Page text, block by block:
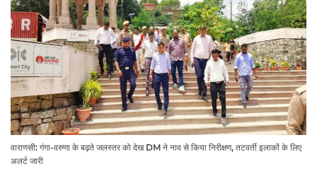
वाराणसी: गंगा-वरुणा के बढ़ते जलस्तर को देख DM ने नाव से किया निरीक्षण, तटवर्ती इलाकों के लिए
अलर्ट जारी